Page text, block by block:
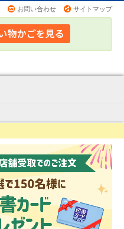
お問い合わせ サイトマップ